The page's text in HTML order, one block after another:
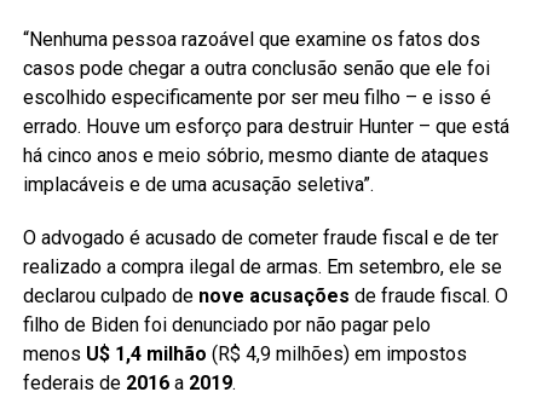
“Nenhuma pessoa razoável que examine os fatos dos
casos pode chegar a outra conclusão senão que ele foi
escolhido especificamente por ser meu filho – e isso é
errado. Houve um esforço para destruir Hunter – que está
há cinco anos e meio sóbrio, mesmo diante de ataques
implacáveis e de uma acusação seletiva”.
O advogado é acusado de cometer fraude fiscal e de ter
realizado a compra ilegal de armas. Em setembro, ele se
declarou culpado de nove acusações de fraude fiscal. O
filho de Biden foi denunciado por não pagar pelo
menos U$ 1,4 milhão (R$ 4,9 milhões) em impostos
federais de 2016 a 2019.